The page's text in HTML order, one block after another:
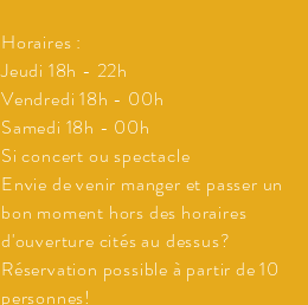
Horaires :
Jeudi 18h - 22h
Vendredi 18h - 00h
Samedi 18h - 00h
Si concert ou spectacle
Envie de venir manger et passer un
bon moment hors des horaires
d'ouverture cités au dessus?
Réservation possible à partir de 10
personnes!